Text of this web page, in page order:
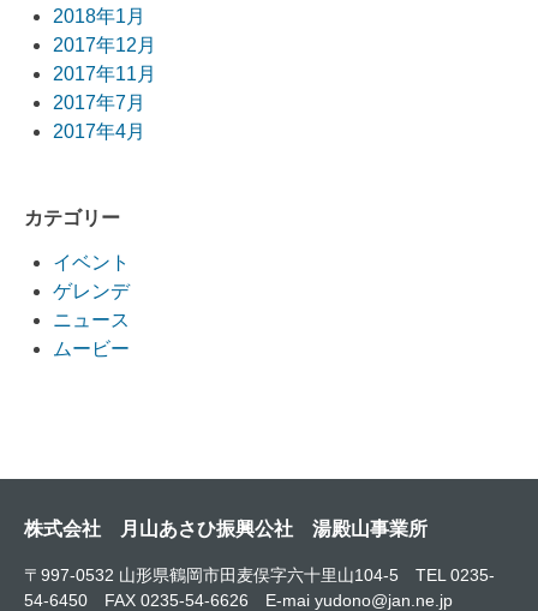
2018年1月
2017年12月
2017年11月
2017年7月
2017年4月
カテゴリー
イベント
ゲレンデ
ニュース
ムービー
株式会社 月山あさひ振興公社 湯殿山事業所
〒997-0532 山形県鶴岡市田麦俣字六十里山104-5 TEL 0235-
54-6450 FAX 0235-54-6626 E-mai yudono@jan.ne.jp